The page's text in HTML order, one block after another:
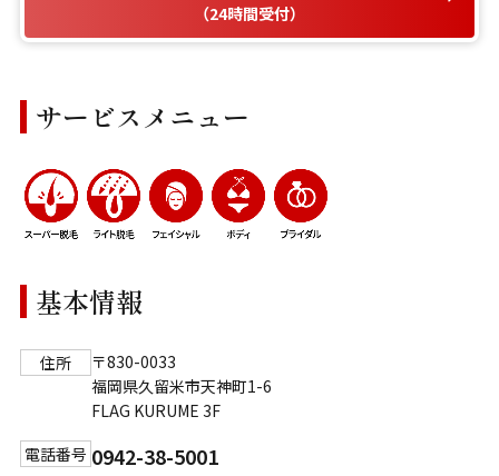
（24時間受付）
サービスメニュー
基本情報
住所
〒830-0033
福岡県久留米市天神町1-6
FLAG KURUME 3F
電話番号 0942-38-5001